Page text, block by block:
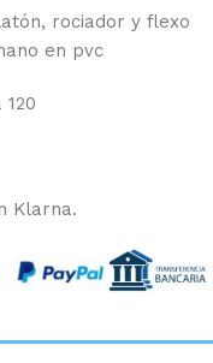
rociador y flexo
en pvc
Klarna.